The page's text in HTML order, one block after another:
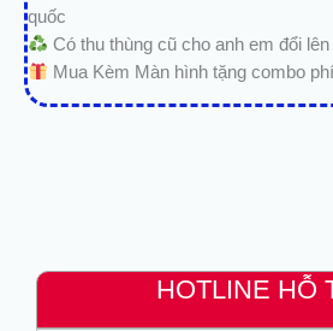
quốc
Có thu thùng cũ cho anh em đổi
Mua Kèm Màn hình tặng combo
HOTLINE HỖ